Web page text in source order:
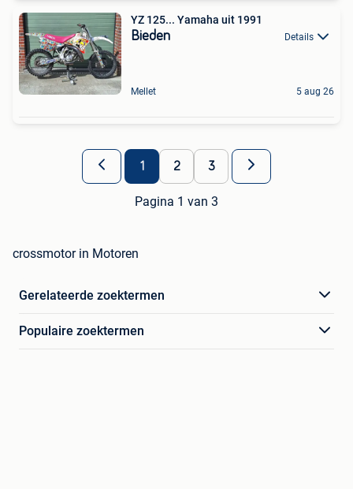
YZ 125... Yamaha uit 1991
Bieden Details
Mellet 5 aug 26
1 2 3
Pagina 1 van 3
crossmotor in Motoren
Gerelateerde zoektermen
Populaire zoektermen